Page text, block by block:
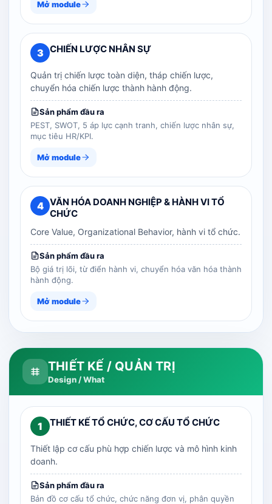
Mở module
3 CHIẾN LƯỢC NHÂN SỰ
Quản trị chiến lược toàn diện, tháp chiến lược,
chuyển hóa chiến lược thành hành động.
Sản phẩm đầu ra
PEST, SWOT, 5 áp lực cạnh tranh, chiến lược nhân sự,
mục tiêu HR/KPI.
Mở module
4 VĂN HÓA DOANH NGHIỆP & HÀNH VI TỔ
CHỨC
Core Value, Organizational Behavior, hành vi tổ chức.
Sản phẩm đầu ra
Bộ giá trị lõi, từ điển hành vi, chuyển hóa văn hóa thành
hành động.
Mở module
THIẾT KẾ / QUẢN TRỊ
Design / What
1 THIẾT KẾ TỔ CHỨC, CƠ CẤU TỔ CHỨC
Thiết lập cơ cấu phù hợp chiến lược và mô hình kinh
doanh.
Sản phẩm đầu ra
Bản đồ cơ cấu tổ chức, chức năng đơn vị, phân quyền